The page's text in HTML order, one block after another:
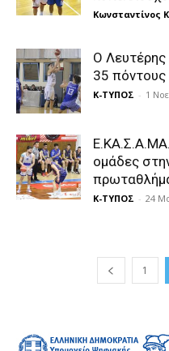
Κωνσταντίνος
Ο
35
Κ-ΤΥΠΟΣ - 1
ομάδες
Κ-ΤΥΠΟΣ - 24
1